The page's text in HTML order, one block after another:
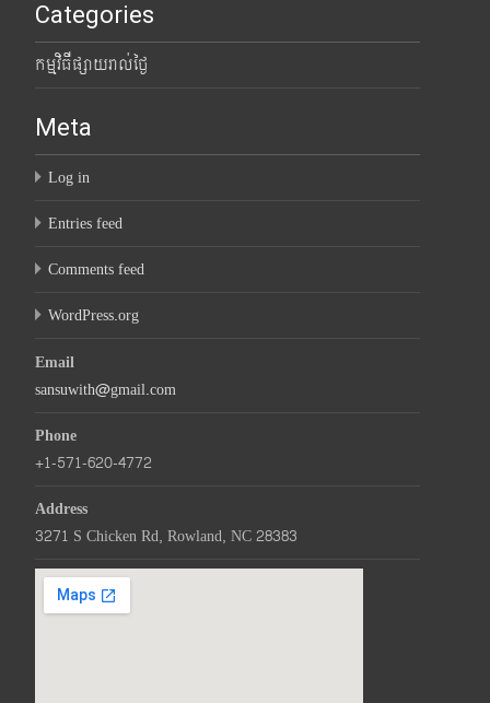
Categories
កម្មវិធីផ្សាយរាល់ថ្ងៃ
Meta
Log in
Entries feed
Comments feed
WordPress.org
Email
sansuwith@gmail.com
Phone
+1-571-620-4772
Address
3271 S Chicken Rd, Rowland, NC 28383